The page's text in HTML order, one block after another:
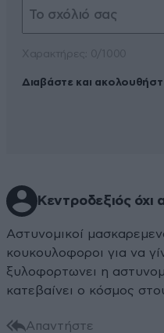
Διαβάστε και
Κεντροδεξιός όχι
Αστυνομικοί
κουκουλοφοροι για να
ξυλοφορτωνει η
κατεβαίνει ο κόσμος
Απαντήστε